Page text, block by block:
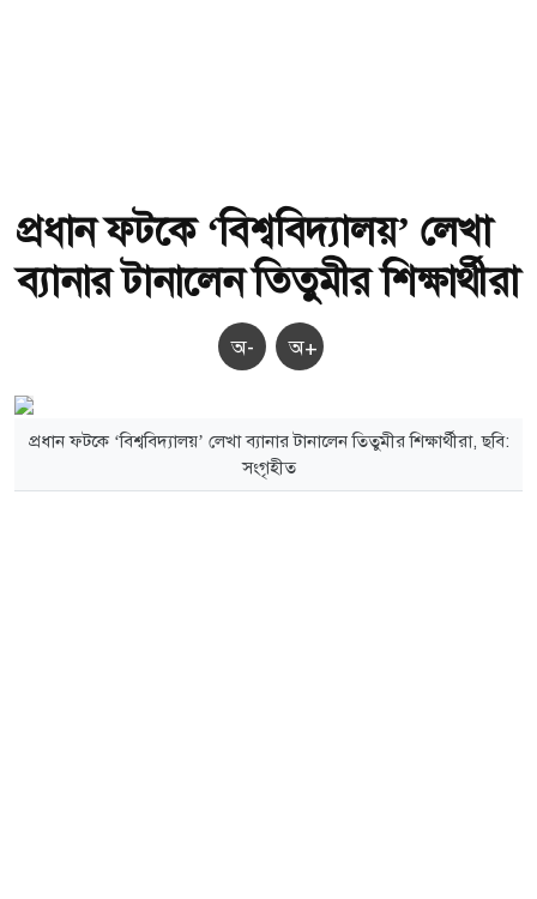
প্রধান ফটকে ‘বিশ্ববিদ্যালয়’ লেখা
ব্যানার টানালেন তিতুমীর শিক্ষার্থীরা
অ- অ+
প্রধান ফটকে ‘বিশ্ববিদ্যালয়’ লেখা ব্যানার টানালেন তিতুমীর শিক্ষার্থীরা, ছবি:
সংগৃহীত